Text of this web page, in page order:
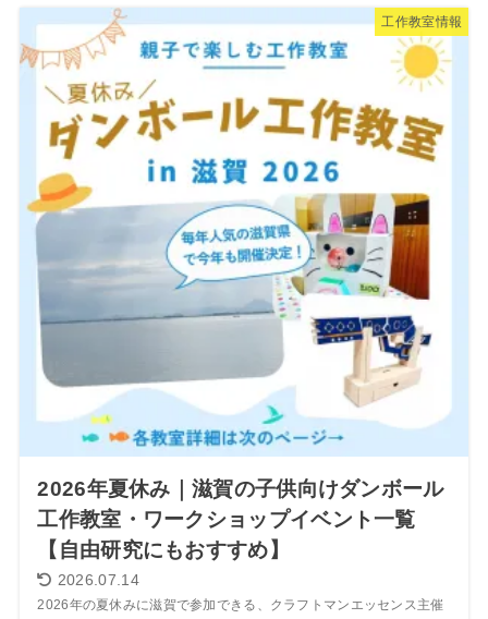
工作教室情報
2026年夏休み｜滋賀の子供向けダンボール
工作教室・ワークショップイベント一覧
【自由研究にもおすすめ】
2026.07.14
2026年の夏休みに滋賀で参加できる、クラフトマンエッセンス主催